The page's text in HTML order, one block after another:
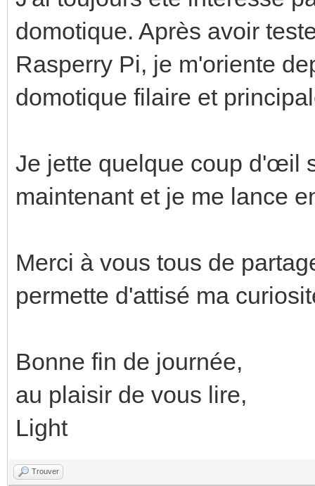
domotique. Après avoir
Rasperry Pi, je m'oriente
domotique filaire et
Je jette quelque coup d'œil
maintenant et je me lance
Merci à vous tous de
permette d'attisé ma
Bonne fin de journée,
au plaisir de vous lire,
Light
Trouver